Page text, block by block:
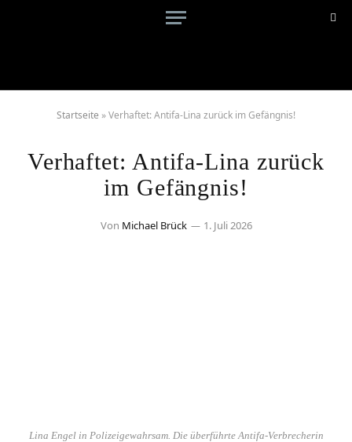
Startseite »Verhaftet: Antifa-Lina zurück im Gefängnis!
Verhaftet: Antifa-Lina zurück
im Gefängnis!
Von Michael Brück 1. Juli 2026
Lina Engel in Polizeigewahrsam. Die überführte Antifa-Verbrecherin